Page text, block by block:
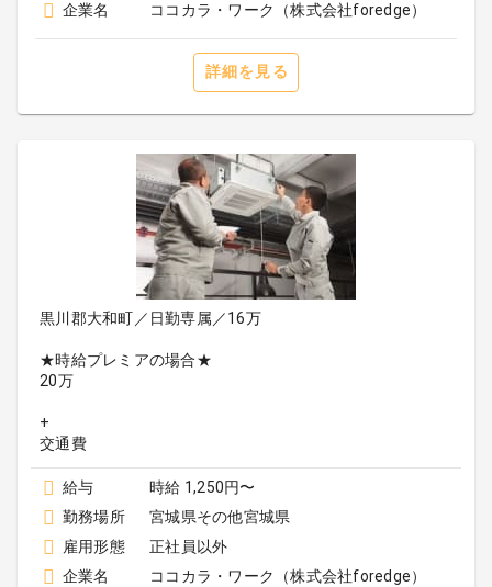
企業名
ココカラ・ワーク（株式会社foredge）
詳細を見る
黒川郡大和町／日勤専属／16万
★時給プレミアの場合★
20万
+
交通費
給与
時給 1,250円〜
勤務場所
宮城県その他宮城県
雇用形態
正社員以外
企業名
ココカラ・ワーク（株式会社foredge）